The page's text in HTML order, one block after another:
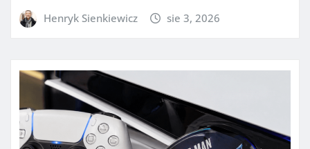
Henryk Sienkiewicz sie 3, 2026